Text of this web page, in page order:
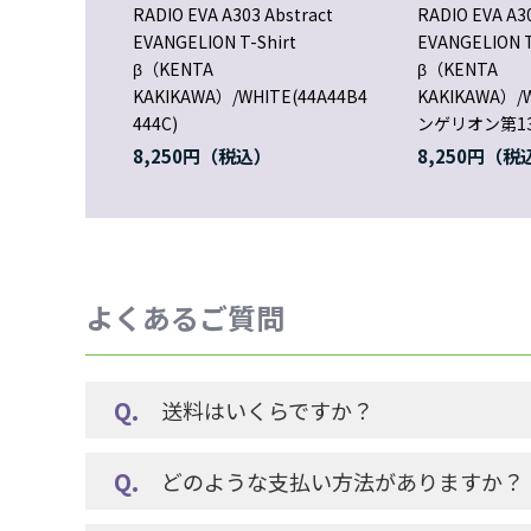
RADIO EVA A303 Abstract
EVANGELION T-Shirt
β（KENTA
KAKIKAWA）/WHITE(44A44B4
444C)
8,250円
RADIO EVA
β（KENTA
KAKIKAWA）/
ンゲリオン第
8,250円
よくあるご質問
送料はいくらですか？
どのような支払い方法がありますか？